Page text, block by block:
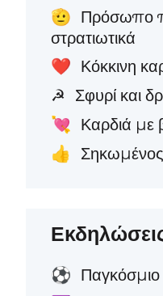
🫡 Πρόσωπο
στρατιωτικά
❤️ Κόκκινη
☭ Σφυρί και
💘 Καρδιά με
👍 Σηκωμένος
⚽